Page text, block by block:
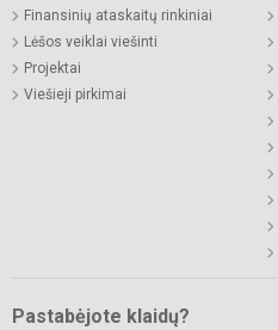
Finansinių ataskaitų rinkiniai
Lėšos veiklai viešinti
Projektai
Viešieji pirkimai
Pastabėjote klaidų?